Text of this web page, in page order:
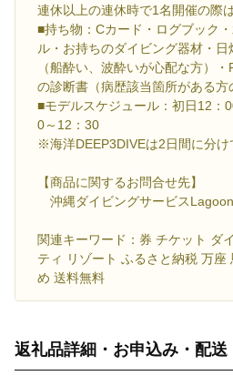
連休以上の連休時で1名開催の際
■持ち物：Cカード・ログブック
ル・お持ちのダイビング器材・
（船酔い、波酔いが心配な方）
の診断書（病歴該当箇所がある方
■モデルスケジュール：初日12：
0～12：30
※海洋DEEP3DIVEは2日間に分け
【商品に関するお問合せ先】
沖縄ダイビングサービス
関連キーワード：券 チケット ダ
ティ リゾート ふるさと納税 万座
め 送料無料
返礼品詳細・お申込み・配送